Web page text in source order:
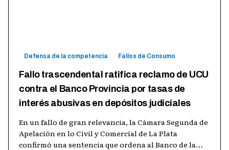
Defensa de la competencia Fallos de Consumo
Fallo trascendental ratifica reclamo de UCU
contra el Banco Provincia por tasas de
interés abusivas en depósitos judiciales
En un fallo de gran relevancia, la Cámara Segunda de
Apelación en lo Civil y Comercial de La Plata
confirmó una sentencia que ordena al Banco de la